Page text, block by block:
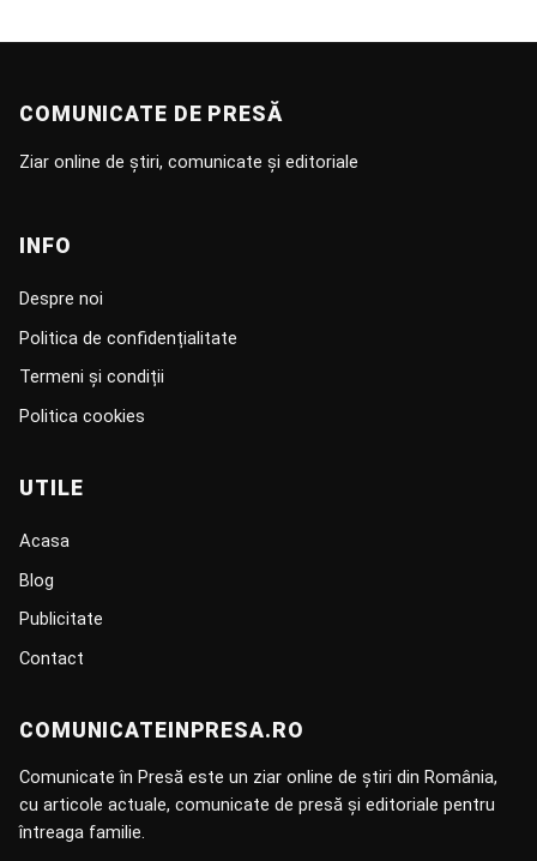
COMUNICATE DE PRESĂ
Ziar online de știri, comunicate și editoriale
INFO
Despre noi
Politica de confidențialitate
Termeni și condiții
Politica cookies
UTILE
Acasa
Blog
Publicitate
Contact
COMUNICATEINPRESA.RO
Comunicate în Presă este un ziar online de știri din România,
cu articole actuale, comunicate de presă și editoriale pentru
întreaga familie.